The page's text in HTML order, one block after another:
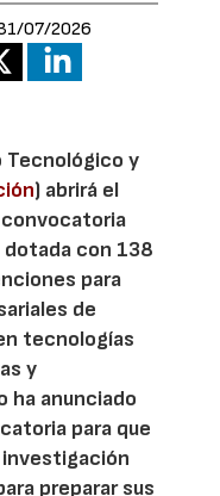
07/2026
Tecnológico y
) abrirá el
con 138
para
de
tecnologías
y
ha anunciado
para que
investigación
preparar sus